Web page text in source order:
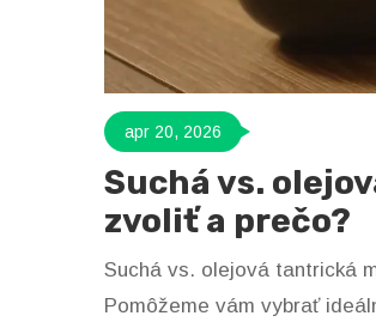
apr 20, 2026
Suchá vs.
zvoliť a prečo?
Suchá vs. olejová tantrická
Pomôžeme vám vybrať